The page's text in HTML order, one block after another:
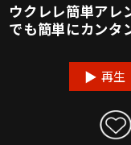
ウクレレ簡単アレ
でも簡単にカンタ
再生